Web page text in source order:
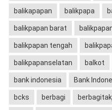
balikapapan balikpapa
balikpapan barat
balikpapan tengah
balikpapanselatan balkot
bank indonesia Bank
bcks berbagi